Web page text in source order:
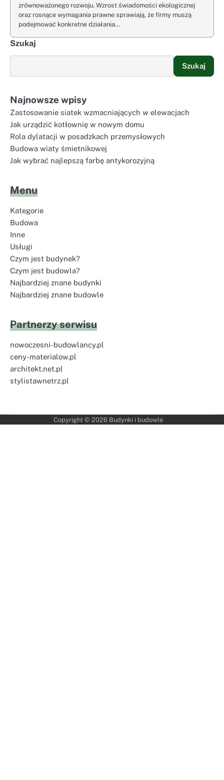
zrównoważonego rozwoju. Wzrost świadomości ekologicznej
oraz rosnące wymagania prawne sprawiają, że firmy muszą
podejmować konkretne działania…
Szukaj
Szukaj
Najnowsze wpisy
Zastosowanie siatek wzmacniających w elewacjach
Jak urządzić kotłownię w nowym domu
Rola dylatacji w posadzkach przemysłowych
Budowa wiaty śmietnikowej
Jak wybrać najlepszą farbę antykorozyjną
Menu
Kategorie
Budowa
Inne
Usługi
Czym jest budynek?
Czym jest budowla?
Najbardziej znane budynki
Najbardziej znane budowle
Partnerzy serwisu
nowoczesni-budowlancy.pl
ceny-materialow.pl
architekt.net.pl
stylistawnetrz.pl
Copyright © 2026 Budynki i budowle